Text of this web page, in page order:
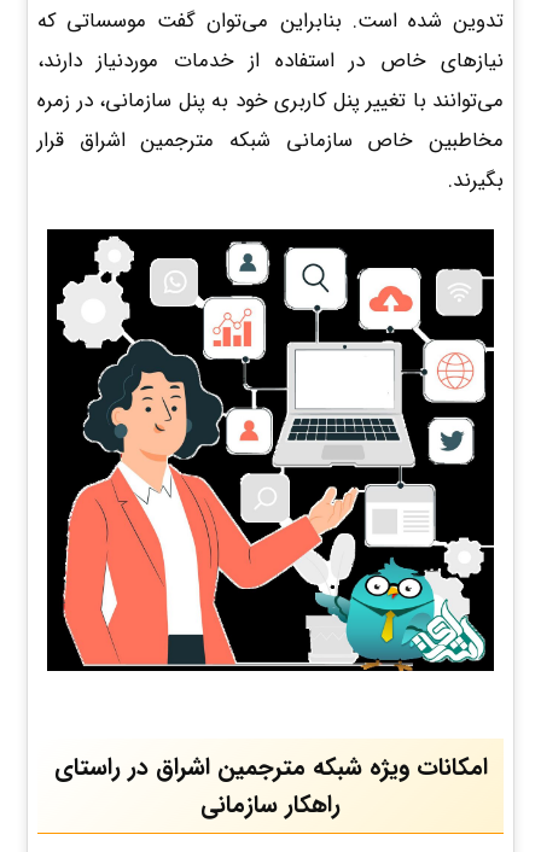
تدوین شده است. بنابراین می‌توان گفت موسساتی که
نیازهای خاص در استفاده از خدمات موردنیاز دارند،
می‌توانند با تغییر پنل کاربری خود به پنل سازمانی، در زمره
مخاطبین خاص سازمانی شبکه مترجمین اشراق قرار
بگیرند.
امکانات ویژه شبکه مترجمین اشراق در راستای
راهکار سازمانی